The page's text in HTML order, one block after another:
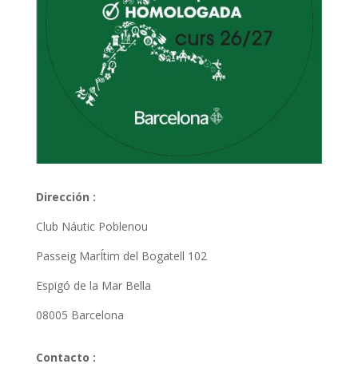
Dirección :
Club Náutic Poblenou
Passeig MarÍtim del Bogatell 102
Espigó de la Mar Bella
08005 Barcelona
Contacto :